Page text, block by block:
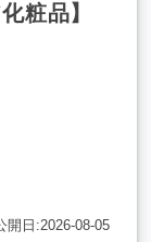
粧品】
開日:2026-08-05